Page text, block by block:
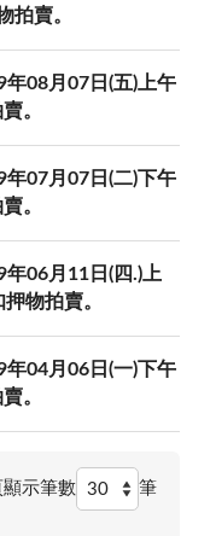
拍賣。
08月07日(五)上午
。
07月07日(二)下午
。
06月11日(四.)上
物拍賣。
04月06日(一)下午
。
顯示筆數 筆